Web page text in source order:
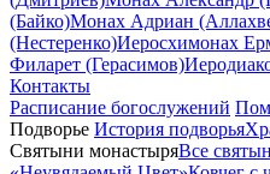
(Байко)Монах Адриан
(Нестеренко)Иеросхимонах
Филарет (Герасимов)
Контакты
Расписание богослужений
Подворье История подворья
Святыни монастыряВсе